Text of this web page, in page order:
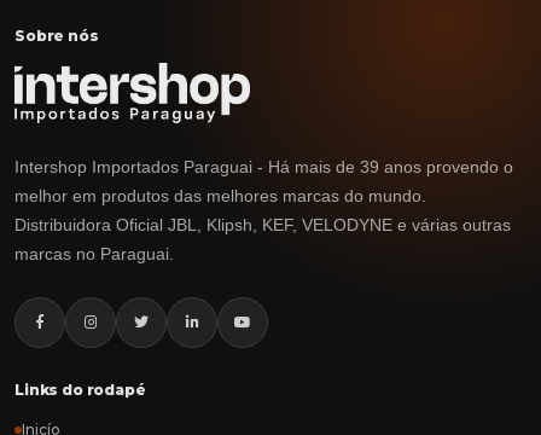
Sobre nós
Intershop Importados Paraguai - Há mais de 39 anos provendo o
melhor em produtos das melhores marcas do mundo.
Distribuidora Oficial JBL, Klipsh, KEF, VELODYNE e várias outras
marcas no Paraguai.
Links do rodapé
Inicío